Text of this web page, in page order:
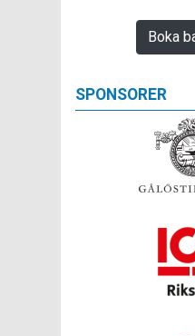
Boka
SPONSORER